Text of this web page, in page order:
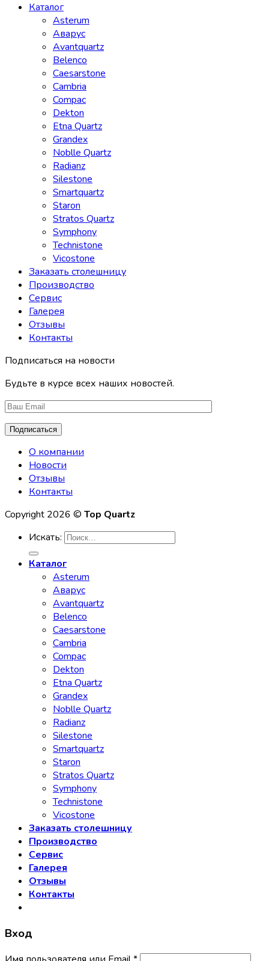
Каталог
Asterum
Аварус
Avantquartz
Belenco
Caesarstone
Cambria
Compac
Dekton
Etna Quartz
Grandex
Noblle Quartz
Radianz
Silestone
Smartquartz
Staron
Stratos Quartz
Symphony
Technistone
Vicostone
Заказать столешницу
Производство
Сервис
Галерея
Отзывы
Контакты
Подписаться на новости
Будьте в курсе всех наших новостей.
О компании
Новости
Отзывы
Контакты
Copyright 2026 © Top Quartz
Искать:
Каталог
Asterum
Аварус
Avantquartz
Belenco
Caesarstone
Cambria
Compac
Dekton
Etna Quartz
Grandex
Noblle Quartz
Radianz
Silestone
Smartquartz
Staron
Stratos Quartz
Symphony
Technistone
Vicostone
Заказать столешницу
Производство
Сервис
Галерея
Отзывы
Контакты
Вход